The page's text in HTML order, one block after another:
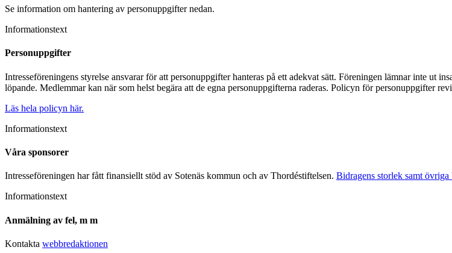
Se information om hantering av personuppgifter nedan.
Informationstext
Personuppgifter
Intresseföreningens styrelse ansvarar för att personuppgifter hanteras på ett adekvat sätt. Föreningen lämnar inte ut
löpande. Medlemmar kan när som helst begära att de egna personuppgifterna raderas. Policyn för personuppgifter
Läs hela policyn här.
Informationstext
Våra sponsorer
Intresseföreningen har fått finansiellt stöd av Sotenäs kommun och av Thordéstiftelsen. Bidragens storlek samt övriga
Informationstext
Anmälning av fel, m m
Kontakta webbredaktionen